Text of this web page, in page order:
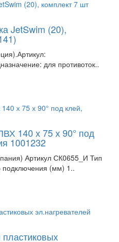
JetSwim (20),
для противоток..
140 х 75 х 90° под
1001232
Артикул СК0655_И Тип
подключения (мм) 1..